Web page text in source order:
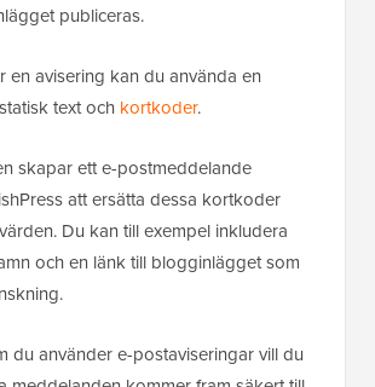
publiceras.
en avisering kan du använda en
text och kortkoder.
skapar ett e-postmeddelande
att ersätta dessa kortkoder
Du kan till exempel inkludera
och en länk till blogginlägget som
du använder e-postaviseringar vill du